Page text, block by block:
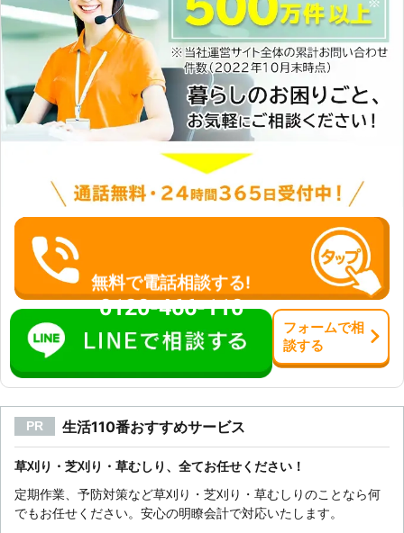
い。 ※力仕事や専門作業などの施工に
つきましては男性スタッフがサポート
させていただくか、お断りするケース
があります。詳しいことは弊社までご
相談くださいませ。 もしも草刈りを
依頼するなら弊社「グリーンサービ
ス」にお任せください。24時間365
日営業中なので、お客様のスケジュー
ルや草刈りに対するご要望にしっかり
と応えて作業いたします。
無料で電話相談する!
0120-466-110
フォームで相
談する
PR 生活110番おすすめサービス
草刈り・芝刈り・草むしり、全てお任せください！
定期作業、予防対策など草刈り・芝刈り・草むしりのことなら何
でもお任せください。安心の明瞭会計で対応いたします。